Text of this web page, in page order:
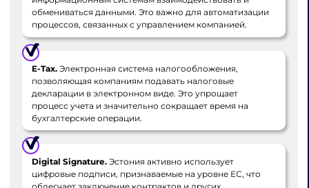
обмениваться данными. Это важно для автоматизации
процессов, связанных с управлением компанией.
E-Tax. Электронная система налогообложения,
позволяющая компаниям подавать налоговые
декларации в электронном виде. Это упрощает
процесс учета и значительно сокращает время на
бухгалтерские операции.
Digital Signature. Эстония активно использует
цифровые подписи, признаваемые на уровне ЕС, что